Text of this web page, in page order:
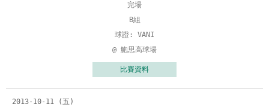
完場
B組
球證: VANI
@ 鮑思高球場
比賽資料
2013-10-11 (五)